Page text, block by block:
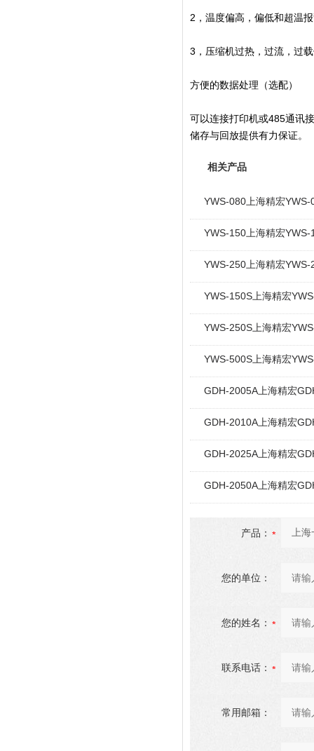
2，温度偏高，偏低和超温
3，压缩机过热，过流，过
方便的数据处理（选配）
可以连接打印机或485通讯
储存与回放提供有力保证。
相关产品
YWS-080上海精宏
YWS-150上海精宏
YWS-250上海精宏
YWS-150S上海精宏
YWS-250S上海精宏
YWS-500S上海精宏
GDH-2005A上海精宏
GDH-2010A上海精宏
GDH-2025A上海精宏
GDH-2050A上海精宏
产品：
您的单位：
您的姓名：
联系电话：
常用邮箱：